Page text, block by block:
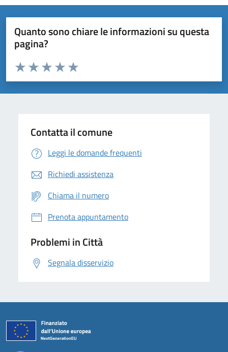
Quanto sono chiare le informazioni su questa
pagina?
Domanda
Valuta da 1 a 5 stelle la pagina
Valuta 5 stelle su 5
Valuta 4 stelle su 5
Valuta 3 stelle su 5
Valuta 2 stelle su 5
Valuta 1 stelle su 5
Contatta il comune
Leggi le domande frequenti
Richiedi assistenza
Chiama il numero
Prenota appuntamento
Problemi in Città
Segnala disservizio